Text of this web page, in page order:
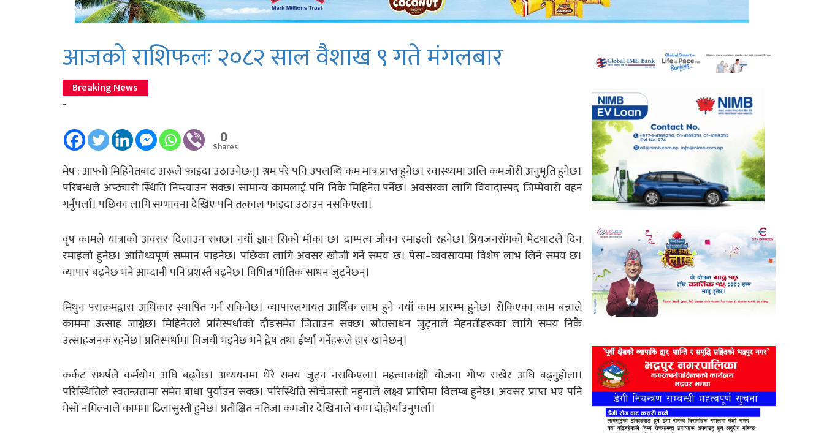
आजको राशिफलः २०८२ साल वैशाख ९ गते मंगलबार
Breaking News
-
0
Shares
मेष : आफ्नो मिहिनेतबाट अरूले फाइदा उठाउनेछन्। श्रम परे पनि उपलब्धि कम मात्र प्राप्त हुनेछ। स्वास्थ्यमा अलि कमजोरी अनुभूति हुनेछ।
परिबन्धले अप्ठ्यारो स्थिति निम्त्याउन सक्छ। सामान्य कामलाई पनि निकै मिहिनेत पर्नेछ। अवसरका लागि विवादास्पद जिम्मेवारी वहन
गर्नुपर्ला। पछिका लागि सम्भावना देखिए पनि तत्काल फाइदा उठाउन नसकिएला।
वृष कामले यात्राको अवसर दिलाउन सक्छ। नयाँ ज्ञान सिक्ने मौका छ। दाम्पत्य जीवन रमाइलो रहनेछ। प्रियजनसँगको भेटघाटले दिन
रमाइलो हुनेछ। आतिथ्यपूर्ण सम्मान पाइनेछ। पछिका लागि अवसर खोजी गर्ने समय छ। पेसा–व्यवसायमा विशेष लाभ लिने समय छ।
व्यापार बढ्नेछ भने आम्दानी पनि प्रशस्तै बढ्नेछ। विभिन्न भौतिक साधन जुट्नेछन्।
मिथुन पराक्रमद्वारा अधिकार स्थापित गर्न सकिनेछ। व्यापारलगायत आर्थिक लाभ हुने नयाँ काम प्रारम्भ हुनेछ। रोकिएका काम बन्नाले
काममा उत्साह जाग्नेछ। मिहिनेतले प्रतिस्पर्धाको दौडसमेत जिताउन सक्छ। स्रोतसाधन जुट्नाले मेहनतीहरूका लागि समय निकै
उत्साहजनक रहनेछ। प्रतिस्पर्धामा विजयी भइनेछ भने द्वेष तथा ईर्ष्या गर्नेहरूले हार खानेछन्।
कर्कट संघर्षले कर्मयोग अघि बढ्नेछ। अध्ययनमा धेरै समय जुट्न नसकिएला। महत्त्वाकांक्षी योजना गोप्य राखेर अघि बढ्नुहोला।
परिस्थितिले स्वतन्त्रतामा समेत बाधा पुर्याउन सक्छ। परिस्थिति सोचेजस्तो नहुनाले लक्ष्य प्राप्तिमा विलम्ब हुनेछ। अवसर प्राप्त भए पनि
मेसो नमिल्नाले काममा ढिलासुस्ती हुनेछ। प्रतीक्षित नतिजा कमजोर देखिनाले काम दोहोर्याउनुपर्ला।